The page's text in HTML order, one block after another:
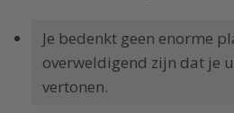
Je bedenkt geen enorme
overweldigend zijn dat je
vertonen.